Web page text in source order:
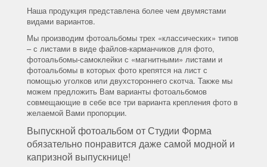
Наша продукция представлена более чем двумястами
видами вариантов.
Мы производим фотоальбомы трех «классических» типов
– с листами в виде файлов-карманчиков для фото,
фотоальбомы-самоклейки с «магнитными» листами и
фотоальбомы в которых фото крепятся на лист с
помощью уголков или двухстороннего скотча. Также мы
можем предложить Вам варианты фотоальбомов
совмещающие в себе все три варианта крепления фото в
желаемой Вами пропорции.
Выпускной фотоальбом от Студии Форма
обязательно понравится даже самой модной и
капризной выпускнице!